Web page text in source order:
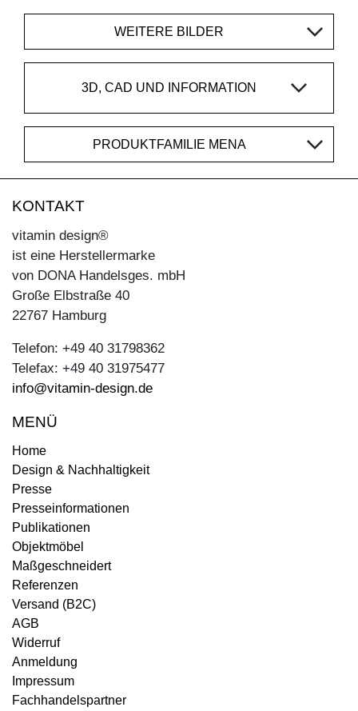
WEITERE BILDER
3D, CAD UND INFORMATION
PRODUKTFAMILIE MENA
KONTAKT
vitamin design®
ist eine Herstellermarke
von DONA Handelsges. mbH
Große Elbstraße 40
22767 Hamburg
Telefon: +49 40 31798362
Telefax: +49 40 31975477
info@vitamin-design.de
MENÜ
Home
Design & Nachhaltigkeit
Presse
Presseinformationen
Publikationen
Objektmöbel
Maßgeschneidert
Referenzen
Versand (B2C)
AGB
Widerruf
Anmeldung
Impressum
Fachhandelspartner